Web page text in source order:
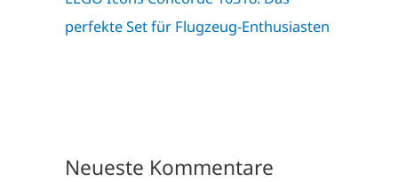
perfekte Set für Flugzeug-Enthusiasten
Neueste Kommentare